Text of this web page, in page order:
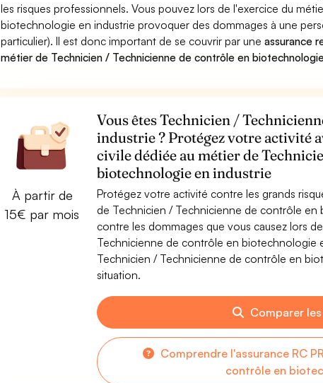
les risques professionnels. Vous pouvez lors de l'exercice du
biotechnologie en industrie provoquer des dommages à une
particulier). Il est donc important de se couvrir par uneassurance
métier de Technicien / Technicienne de contrôle en
À partir de
15€ par mois
Vous êtes Technicien /
industrie ? Protégez votre activité
civile dédiée au métier de
biotechnologie en industrie
Protégez votre activité contre les grands
de Technicien / Technicienne de contrôle
contre les dommages que vous causez lors
Technicienne de contrôle en biotechnologie
Technicien / Technicienne de contrôle en
situation.
Comparer les
Comprendre l'assurance RC
contrôle en